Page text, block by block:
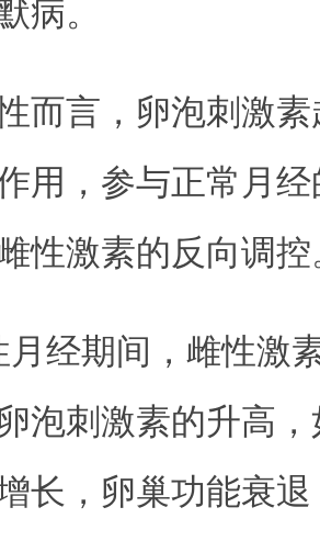
病。
言，卵泡刺激素
用，参与正常月
性激素的反向调控
期间，雌性激
泡刺激素的升高
长，卵巢功能衰